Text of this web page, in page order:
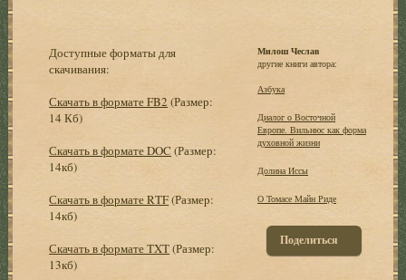
Доступные форматы для
скачивания:
Скачать в формате FB2 (Размер:
14 Кб)
Скачать в формате DOC (Размер:
14кб)
Скачать в формате RTF(Размер:
14кб)
Скачать в формате TXT(Размер:
13кб)
Милош Чеслав
другие книги автора:
Азбука
Диалог о Восточной
Европе. Вильнюс как форма
духовной жизни
Долина Иссы
О Томасе Майн Риде
Поделиться